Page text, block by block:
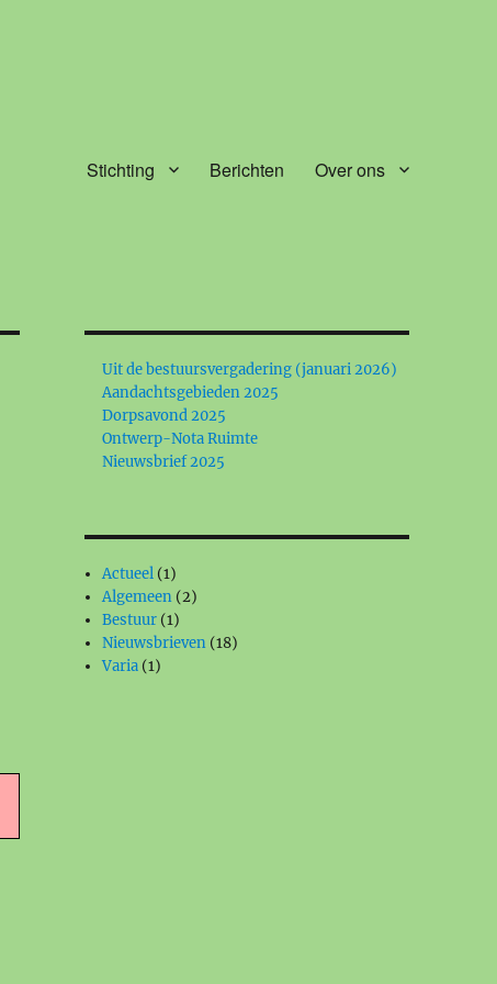
Stichting Berichten Over ons
Uit de bestuursvergadering (januari 2026)
Aandachtsgebieden 2025
Dorpsavond 2025
Ontwerp-Nota Ruimte
Nieuwsbrief 2025
Actueel (1)
Algemeen (2)
Bestuur (1)
Nieuwsbrieven (18)
Varia (1)